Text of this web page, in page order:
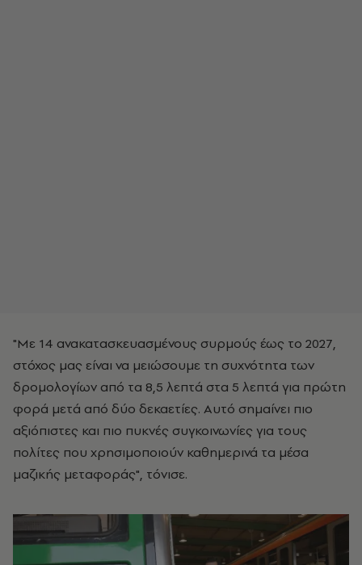
"Με 14 ανακατασκευασμένους συρμούς έως το 2027,
στόχος μας είναι να μειώσουμε τη συχνότητα των
δρομολογίων από τα 8,5 λεπτά στα 5 λεπτά για πρώτη
φορά μετά από δύο δεκαετίες. Αυτό σημαίνει πιο
αξιόπιστες και πιο πυκνές συγκοινωνίες για τους
πολίτες που χρησιμοποιούν καθημερινά τα μέσα
μαζικής μεταφοράς", τόνισε.